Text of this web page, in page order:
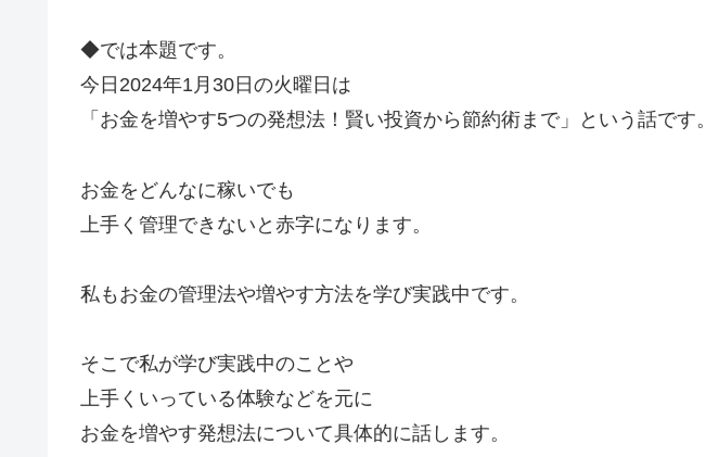
◆では本題です。
今日2024年1月30日の火曜日は
「お金を増やす5つの発想法！賢い投資から節約術まで」という話です。
お金をどんなに稼いでも
上手く管理できないと赤字になります。
私もお金の管理法や増やす方法を学び実践中です。
そこで私が学び実践中のことや
上手くいっている体験などを元に
お金を増やす発想法について具体的に話します。